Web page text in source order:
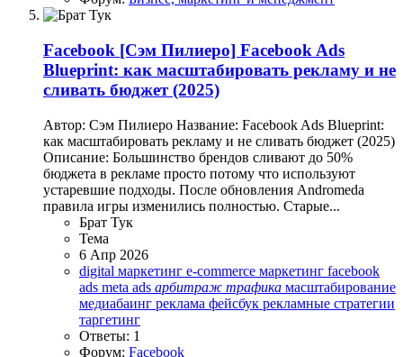
Facebook [Сэм Пилиеро] Facebook Ads
Blueprint: как масштабировать рекламу и не
сливать бюджет (2025)
Автор: Сэм Пилиеро Название: Facebook Ads Blueprint:
как масштабировать рекламу и не сливать бюджет (2025)
Описание: Большинство брендов сливают до 50%
бюджета в рекламе просто потому что используют
устаревшие подходы. После обновления Andromeda
правила игры изменились полностью. Старые...
Брат Тук
Тема
6 Апр 2026
digital маркетинг e-commerce маркетинг facebook
ads meta ads арбитраж трафика масштабирование
медиабаинг реклама фейсбук рекламные стратегии
таргетинг
Ответы: 1
Форум: Facebook